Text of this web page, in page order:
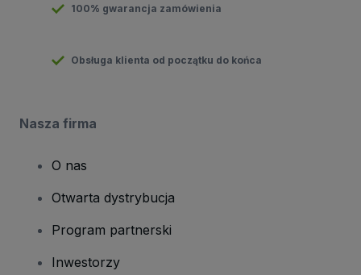
100% gwarancja zamówienia
Obsługa klienta od początku do końca
Nasza firma
O nas
Otwarta dystrybucja
Program partnerski
Inwestorzy